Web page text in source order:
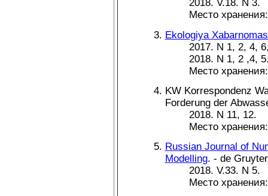
2018. V.18. N 3.
Место
Ekologiya
2017. N 1, 2, 4,
2018. N 1, 2 ,4,
Место
KW Korrespondenz
Forderung der
2018. N 11, 12.
Место
Russian Journal of
Modelling. - de
2018. V.33. N 5.
Место